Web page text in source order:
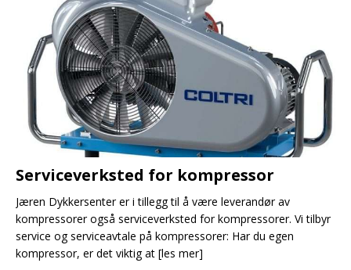
Serviceverksted for kompressor
Jæren Dykkersenter er i tillegg til å være leverandør av
kompressorer også serviceverksted for kompressorer. Vi tilbyr
service og serviceavtale på kompressorer: Har du egen
kompressor, er det viktig at [les mer]